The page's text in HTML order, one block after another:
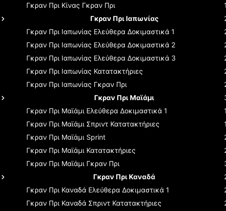
Γκραν Πρι Κίνας Γκραν Πρι
Γκραν Πρι Ιαπωνίας
Γκραν Πρι Ιαπωνίας Ελεύθερα Δοκιμαστικά 1
Γκραν Πρι Ιαπωνίας Ελεύθερα Δοκιμαστικά 2
Γκραν Πρι Ιαπωνίας Ελεύθερα Δοκιμαστικά 3
Γκραν Πρι Ιαπωνίας Κατατακτήριες
Γκραν Πρι Ιαπωνίας Γκραν Πρι
Γκραν Πρι Μαϊάμι
Γκραν Πρι Μαϊάμι Ελεύθερα Δοκιμαστικά 1
Γκραν Πρι Μαϊάμι Σπριντ Κατατακτήριες
Γκραν Πρι Μαϊάμι Sprint
Γκραν Πρι Μαϊάμι Κατατακτήριες
Γκραν Πρι Μαϊάμι Γκραν Πρι
Γκραν Πρι Καναδά
Γκραν Πρι Καναδά Ελεύθερα Δοκιμαστικά 1
Γκραν Πρι Καναδά Σπριντ Κατατακτήριες